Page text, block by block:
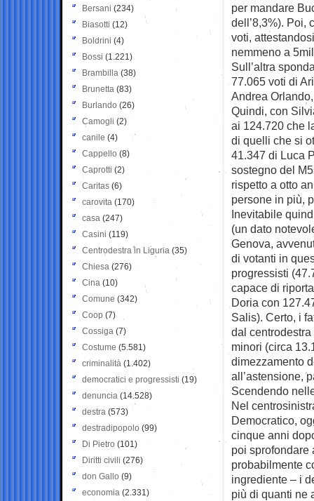
per mandare
dell’8,3%). Poi,
voti,
nemmeno a
Sull’altra
77.065 voti di
Andrea
Quindi, con
ai 124.720 che
di quelli che si
41.347 di Luca
sostegno del
rispetto a otto
persone in più,
Inevitabile
(un dato
Genova,
di votanti in
progressisti
capace di
Doria con
Salis). Certo, i
dal
minori (circa
dimezzamento
all’astensione,
Scendendo
Nel
Democratico,
cinque anni
poi sprofondare
probabilmente
ingrediente – i
più di quanti ne
Bersani (234)
Biasotti (12)
Boldrini (4)
Bossi (1.221)
Brambilla (38)
Brunetta (83)
Burlando (26)
Camogli (2)
canile (4)
Cappello (8)
Caprotti (2)
Caritas (6)
carovita (170)
casa (247)
Casini (119)
Centrodestra in Liguria (35)
Chiesa (276)
Cina (10)
Comune (342)
Coop (7)
Cossiga (7)
Costume (5.581)
criminalità (1.402)
democratici e progressisti (19)
denuncia (14.528)
destra (573)
destradipopolo (99)
Di Pietro (101)
Diritti civili (276)
don Gallo (9)
economia (2.331)